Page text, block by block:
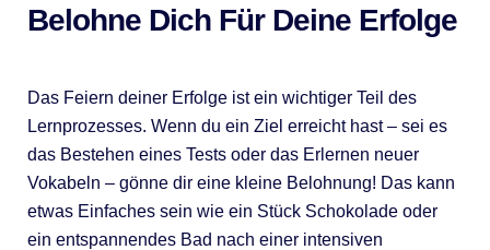
Belohne Dich Für Deine Erfolge
Das Feiern deiner Erfolge ist ein wichtiger Teil des
Lernprozesses. Wenn du ein Ziel erreicht hast – sei es
das Bestehen eines Tests oder das Erlernen neuer
Vokabeln – gönne dir eine kleine Belohnung! Das kann
etwas Einfaches sein wie ein Stück Schokolade oder
ein entspannendes Bad nach einer intensiven